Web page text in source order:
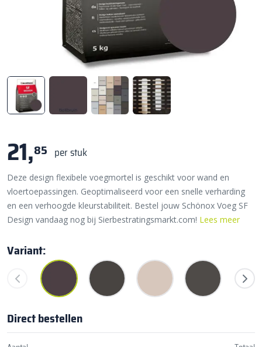
21,85 per stuk
Deze design flexibele voegmortel is geschikt voor wand en
vloertoepassingen. Geoptimaliseerd voor een snelle verharding
en een verhoogde kleurstabiliteit. Bestel jouw Schönox Voeg SF
Design vandaag nog bij Sierbestratingsmarkt.com! Lees meer
Variant:
Direct bestellen